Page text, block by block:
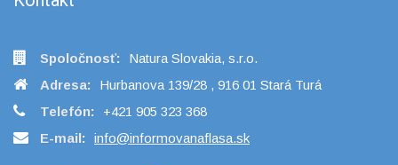
Spoločnosť:
Natura Slovakia, s.r.o.
Adresa:
Hurbanova 139/28 , 916 01 Stará Turá
Telefón:
+421 905 323 368
E-mail: info@informovanaflasa.sk